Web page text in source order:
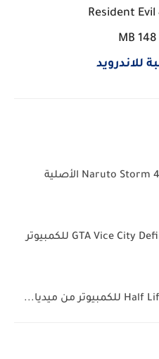
Resident
للاندرويد
تحميل لعبة ناروتو ستورم Naruto Storm 4 الأصلية
تحميل لعبة GTA Vice City Definitive Edition للكمبيوتر